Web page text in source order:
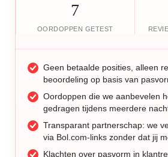
7
OORDOPPEN GETEST
Geen betaalde posities, alleen
beoordeling op basis van
Oordoppen die we aanbevelen
gedragen tijdens meerdere
Transparant partnerschap: we
via Bol.com-links zonder dat jij
Klachten over pasvorm in